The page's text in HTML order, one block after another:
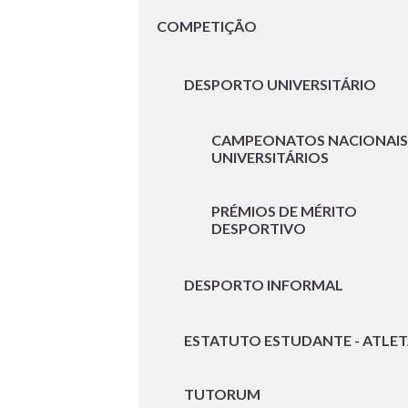
COMPETIÇÃO
DESPORTO UNIVERSITÁRIO
CAMPEONATOS NACIONAIS
UNIVERSITÁRIOS
PRÉMIOS DE MÉRITO
DESPORTIVO
DESPORTO INFORMAL
ESTATUTO ESTUDANTE -
TUTORUM